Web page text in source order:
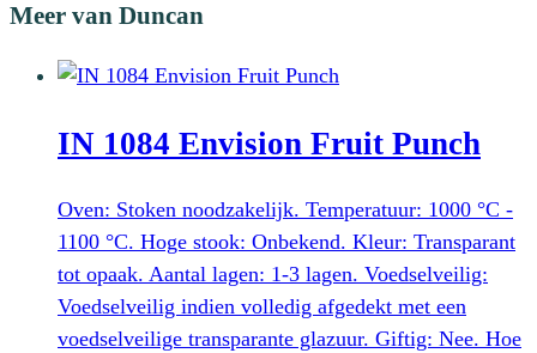
Meer van Duncan
IN 1084 Envision Fruit Punch
Oven: Stoken noodzakelijk. Temperatuur: 1000 °C -
1100 °C. Hoge stook: Onbekend. Kleur: Transparant
tot opaak. Aantal lagen: 1-3 lagen. Voedselveilig:
Voedselveilig indien volledig afgedekt met een
voedselveilige transparante glazuur. Giftig: Nee. Hoe